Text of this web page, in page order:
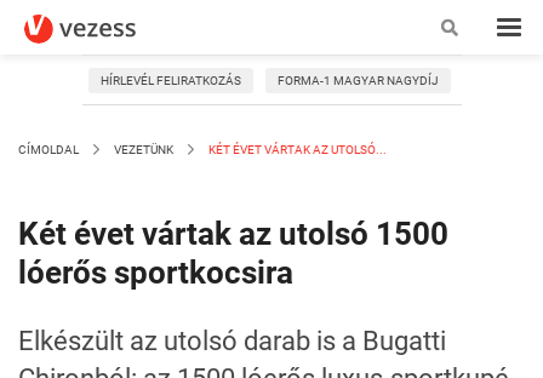
HÍRLEVÉL FELIRATKOZÁS FORMA-1 MAGYAR NAGYDÍJ
CÍMOLDAL VEZETÜNK KÉT ÉVET VÁRTAK AZ UTOLSÓ...
Két évet vártak az utolsó 1500
lóerős sportkocsira
Elkészült az utolsó darab is a Bugatti